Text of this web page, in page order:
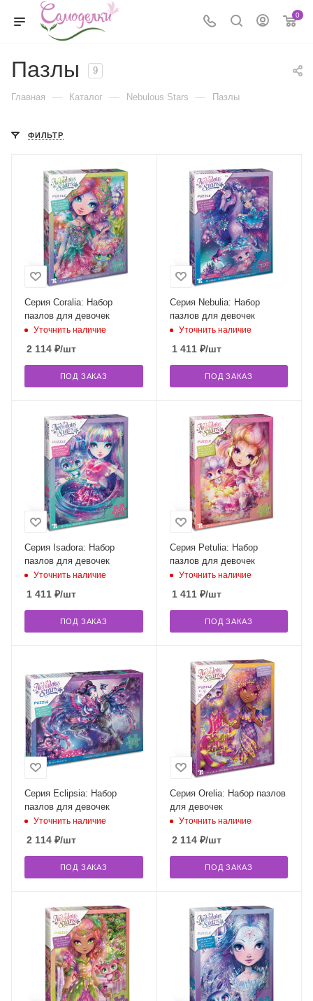
0
Пазлы 9
Главная — Каталог — Nebulous Stars — Пазлы
ФИЛЬТР
Серия Coralia: Набор
пазлов для девочек
Уточнить наличие
2 114 ₽/шт
ПОД ЗАКАЗ
Серия Nebulia: Набор
пазлов для девочек
Уточнить наличие
1 411₽/шт
ПОД ЗАКАЗ
Серия Isadora: Набор
пазлов для девочек
Уточнить наличие
1 411 ₽/шт
ПОД ЗАКАЗ
Серия Petulia: Набор
пазлов для девочек
Уточнить наличие
1 411₽/шт
ПОД ЗАКАЗ
Серия Eclipsia: Набор
пазлов для девочек
Уточнить наличие
2 114 ₽/шт
ПОД ЗАКАЗ
Серия Orelia: Набор пазлов
для девочек
Уточнить наличие
2 114₽/шт
ПОД ЗАКАЗ